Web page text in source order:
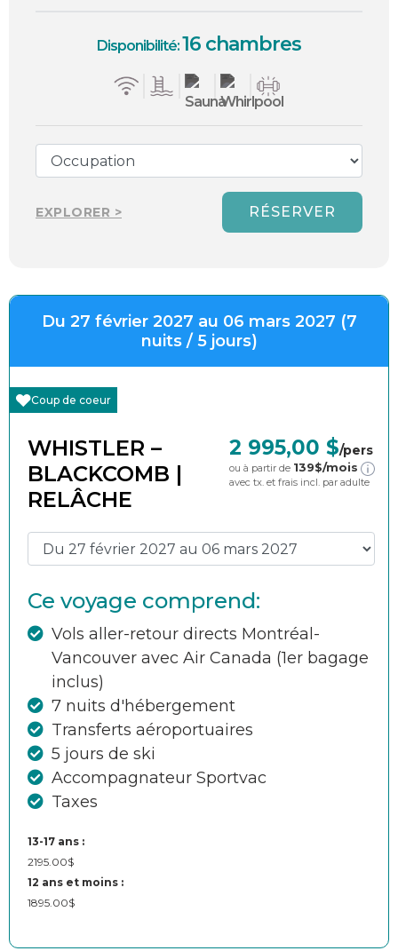
Disponibilité:16 chambres
EXPLORER > RÉSERVER
Du 27 février 2027 au 06 mars 2027 (7
nuits / 5 jours)
Coup de coeur
WHISTLER –
BLACKCOMB |
RELÂCHE
2 995,00 $/pers
ou à partir de 139$/mois
avec tx. et frais incl. par adulte
Ce voyage comprend:
Vols aller-retour directs Montréal-
Vancouver avec Air Canada (1er bagage
inclus)
7 nuits d'hébergement
Transferts aéroportuaires
5 jours de ski
Accompagnateur Sportvac
Taxes
13-17 ans :
2195.00$
12 ans et moins :
1895.00$